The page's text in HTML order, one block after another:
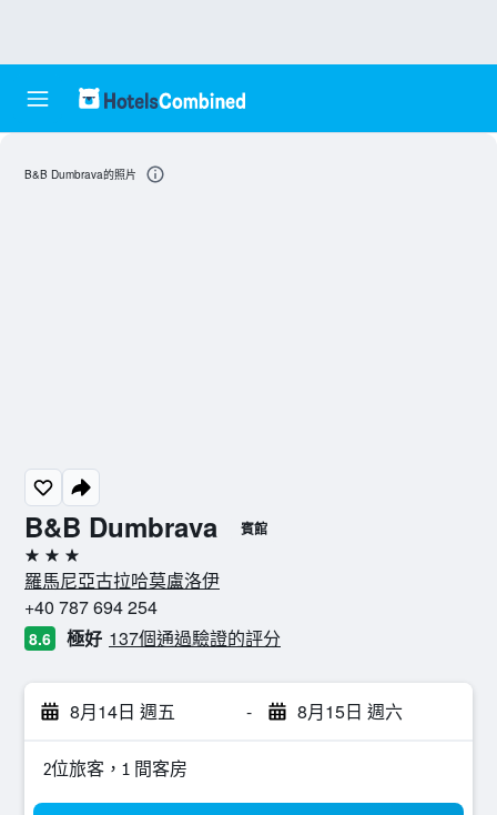
B&B Dumbrava 賓館
3星級
羅馬尼亞古拉哈莫盧洛伊
+40 787 694 254
8.6 極好 137個通過驗證的評分
8月14日 週五 - 8月15日 週六
2位旅客，1 間客房
B&B Dumbrava的照片